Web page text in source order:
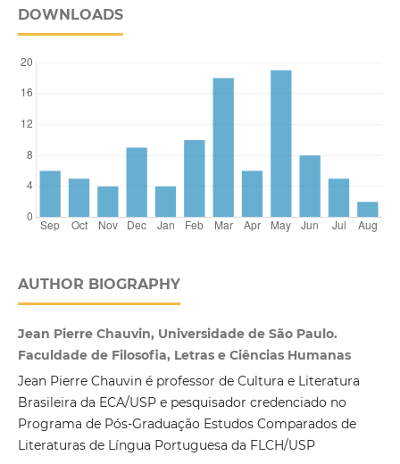
DOWNLOADS
AUTHOR BIOGRAPHY
Jean Pierre Chauvin, Universidade de São Paulo.
Faculdade de Filosofia, Letras e Ciências Humanas
Jean Pierre Chauvin é professor de Cultura e Literatura
Brasileira da ECA/USP e pesquisador credenciado no
Programa de Pós-Graduação Estudos Comparados de
Literaturas de Língua Portuguesa da FLCH/USP